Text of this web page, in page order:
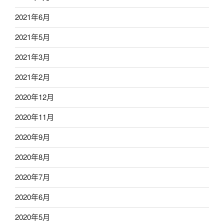
2021年6月
2021年5月
2021年3月
2021年2月
2020年12月
2020年11月
2020年9月
2020年8月
2020年7月
2020年6月
2020年5月